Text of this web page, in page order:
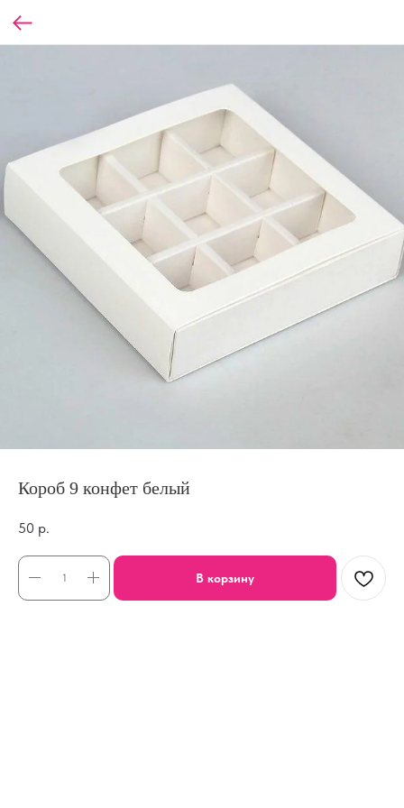
Короб 9 конфет белый
50 р.
В корзину